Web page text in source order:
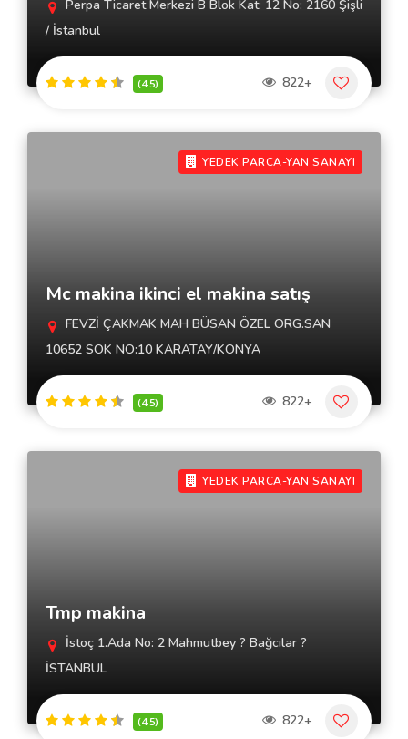
Perpa Ticaret Merkezi B Blok Kat: 12 No: 2160 Şişli
/ İstanbul
(4.5) 822+
YEDEK PARCA-YAN SANAYI
Mc makina ikinci el makina satış
FEVZİ ÇAKMAK MAH BÜSAN ÖZEL ORG.SAN
10652 SOK NO:10 KARATAY/KONYA
(4.5) 822+
YEDEK PARCA-YAN SANAYI
Tmp makina
İstoç 1.Ada No: 2 Mahmutbey ? Bağcılar ?
İSTANBUL
(4.5) 822+